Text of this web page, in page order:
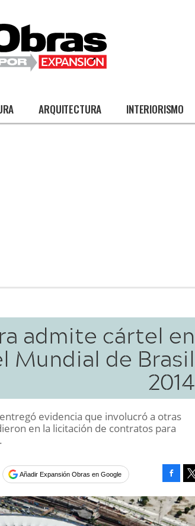
ARQUITECTURA INTERIORISMO
admite cártel en
Mundial de Brasil
2014
evidencia que involucró a otras
en la licitación de contratos para
Añadir Expansión Obras en Google